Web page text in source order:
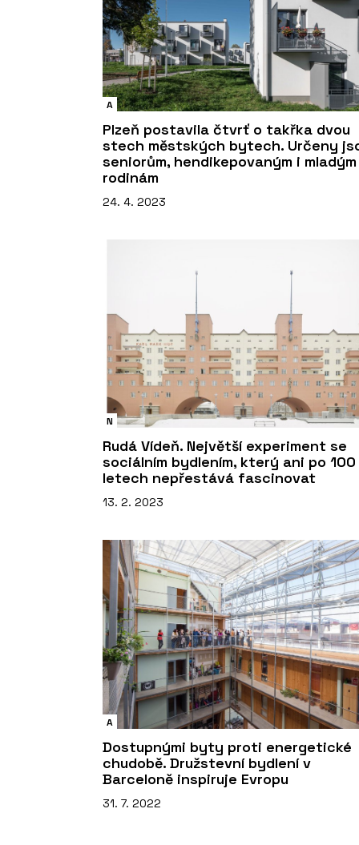
A
Plzeň postavila čtvrť o takřka dvou
stech městských bytech. Určeny
seniorům, hendikepovaným i mladým
rodinám
24. 4. 2023
N
Rudá Vídeň. Největší experiment se
sociálním bydlením, který ani po 100
letech nepřestává fascinovat
13. 2. 2023
A
Dostupnými byty proti energetické
chudobě. Družstevní bydlení v
Barceloně inspiruje Evropu
31. 7. 2022